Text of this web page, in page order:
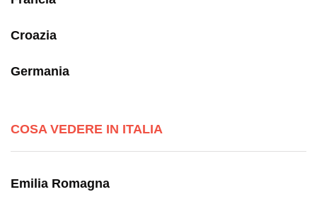
Croazia
Germania
COSA VEDERE IN ITALIA
Emilia Romagna